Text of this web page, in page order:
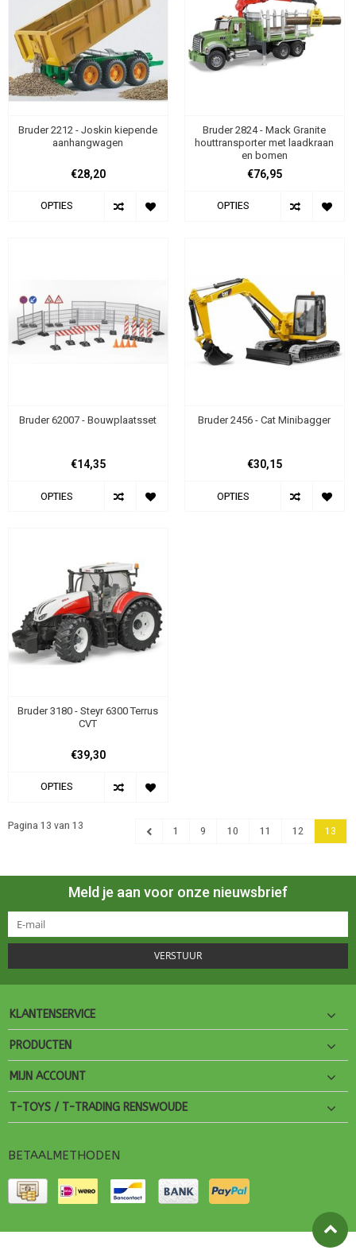
Bruder 2212 - Joskin kiepende
aanhangwagen
€28,20
OPTIES
Bruder 2824 - Mack Granite
houttransporter met laadkraan
en bomen
€76,95
OPTIES
Bruder 62007 - Bouwplaatsset
€14,35
OPTIES
Bruder 2456 - Cat Minibagger
€30,15
OPTIES
Bruder 3180 - Steyr 6300 Terrus
CVT
€39,30
OPTIES
Pagina 13 van 13 1 9 10 11 12 13
Meld je aan voor onze nieuwsbrief
VERSTUUR
KLANTENSERVICE
PRODUCTEN
MIJN ACCOUNT
T-TOYS / T-TRADING RENSWOUDE
BETAALMETHODEN